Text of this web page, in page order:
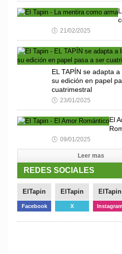
🕔 21/02/2025
EL TAPÍN se adapta
su edición en papel
cuatrimestral
🕔 23/01/2025
El
🕔 09/01/2025
Leer mas
REDES SOCIALES
ElTapin
Facebook
ElTapin
X
ElTapin
Instagram